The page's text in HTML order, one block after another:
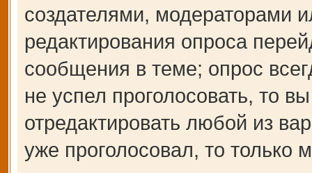
создателями, модераторами
редактирования опроса
сообщения в теме; опрос
не успел проголосовать, то
отредактировать любой из
уже проголосовал, то только